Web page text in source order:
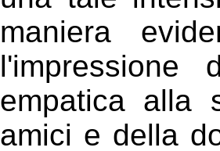
maniera
l'impressione
empatica alla
amici e della